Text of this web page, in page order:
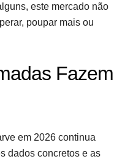
este mercado não
poupar mais ou
Fazem
em 2026 continua
dados concretos e as